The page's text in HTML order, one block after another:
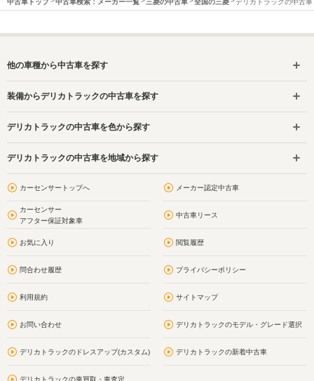
中古車トップ 中古車検索：メーカー一覧 三菱の中古車 全国の三菱 デリカトラックの中古車
他の車種から中古車を探す
装備からデリカトラックの中古車を探す
デリカトラックの中古車を色から探す
デリカトラックの中古車を地域から探す
カーセンサートップへ メーカー認定中古車
カーセンサー
アフター保証対象車
中古車リース
お気に入り 閲覧履歴
問合わせ履歴 プライバシーポリシー
利用規約 サイトマップ
お問い合わせ デリカトラックのモデル・グレード選択
デリカトラックのドレスアップ(カスタム) デリカトラックの新着中古車